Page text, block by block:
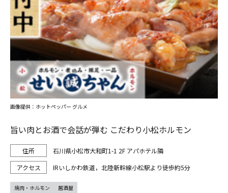
旨い肉とお酒で会話が弾む こだわり小松ホルモン
石川県小松市大和町1-1 2F アパホテル隣
IRいしかわ鉄道，北陸新幹線小松駅より徒歩約5分
画像提供：ホットペッパー グルメ
焼肉・ホルモン 居酒屋